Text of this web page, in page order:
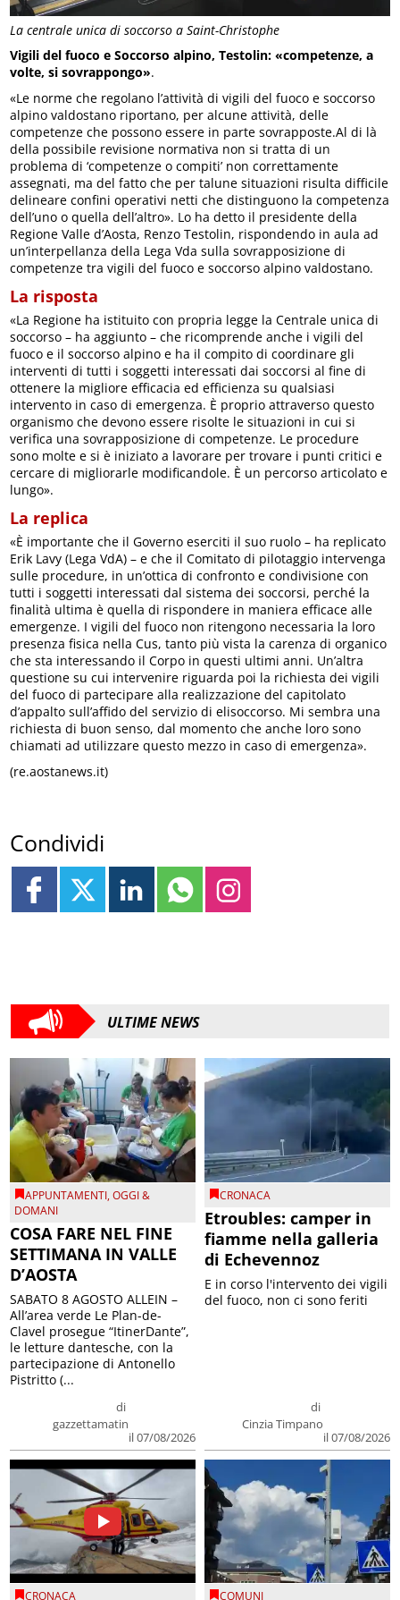
La centrale unica di soccorso a Saint-Christophe
Vigili del fuoco e Soccorso alpino, Testolin: «competenze, a
volte, si sovrappongo».
«Le norme che regolano l’attività di vigili del fuoco e soccorso
alpino valdostano riportano, per alcune attività, delle
competenze che possono essere in parte sovrapposte.Al di là
della possibile revisione normativa non si tratta di un
problema di ‘competenze o compiti’ non correttamente
assegnati, ma del fatto che per talune situazioni risulta difficile
delineare confini operativi netti che distinguono la competenza
dell’uno o quella dell’altro». Lo ha detto il presidente della
Regione Valle d’Aosta, Renzo Testolin, rispondendo in aula ad
un’interpellanza della Lega Vda sulla sovrapposizione di
competenze tra vigili del fuoco e soccorso alpino valdostano.
La risposta
«La Regione ha istituito con propria legge la Centrale unica di
soccorso – ha aggiunto – che ricomprende anche i vigili del
fuoco e il soccorso alpino e ha il compito di coordinare gli
interventi di tutti i soggetti interessati dai soccorsi al fine di
ottenere la migliore efficacia ed efficienza su qualsiasi
intervento in caso di emergenza. È proprio attraverso questo
organismo che devono essere risolte le situazioni in cui si
verifica una sovrapposizione di competenze. Le procedure
sono molte e si è iniziato a lavorare per trovare i punti critici e
cercare di migliorarle modificandole. È un percorso articolato e
lungo».
La replica
«È importante che il Governo eserciti il suo ruolo – ha replicato
Erik Lavy (Lega VdA) – e che il Comitato di pilotaggio intervenga
sulle procedure, in un’ottica di confronto e condivisione con
tutti i soggetti interessati dal sistema dei soccorsi, perché la
finalità ultima è quella di rispondere in maniera efficace alle
emergenze. I vigili del fuoco non ritengono necessaria la loro
presenza fisica nella Cus, tanto più vista la carenza di organico
che sta interessando il Corpo in questi ultimi anni. Un’altra
questione su cui intervenire riguarda poi la richiesta dei vigili
del fuoco di partecipare alla realizzazione del capitolato
d’appalto sull’affido del servizio di elisoccorso. Mi sembra una
richiesta di buon senso, dal momento che anche loro sono
chiamati ad utilizzare questo mezzo in caso di emergenza».
(re.aostanews.it)
Condividi
ULTIME NEWS
APPUNTAMENTI,OGGI &
DOMANI
COSA FARE NEL FINE
SETTIMANA IN VALLE
D’AOSTA
di
gazzettamatin
il 07/08/2026
SABATO 8 AGOSTO ALLEIN –
All’area verde Le Plan-de-
Clavel prosegue “ItinerDante”,
le letture dantesche, con la
partecipazione di Antonello
Pistritto (...
CRONACA
Etroubles: camper in
fiamme nella galleria
di Echevennoz
di
Cinzia Timpano
il 07/08/2026
E in corso l'intervento dei vigili
del fuoco, non ci sono feriti
CRONACA COMUNI